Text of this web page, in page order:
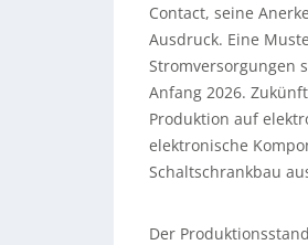
Contact, seine
Ausdruck. Eine
Stromversorgungen
Anfang 2026.
Produktion auf
elektronische
Schaltschrankbau
Der